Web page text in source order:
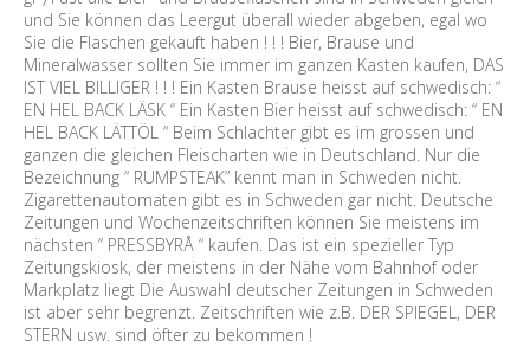
und Sie können das Leergut überall wieder abgeben, egal wo
Sie die Flaschen gekauft haben ! ! ! Bier, Brause und
Mineralwasser sollten Sie immer im ganzen Kasten kaufen, DAS
IST VIEL BILLIGER ! ! ! Ein Kasten Brause heisst auf schwedisch: “
EN HEL BACK LÄSK “ Ein Kasten Bier heisst auf schwedisch: “ EN
HEL BACK LÄTTÖL “ Beim Schlachter gibt es im grossen und
ganzen die gleichen Fleischarten wie in Deutschland. Nur die
Bezeichnung “ RUMPSTEAK” kennt man in Schweden nicht.
Zigarettenautomaten gibt es in Schweden gar nicht. Deutsche
Zeitungen und Wochenzeitschriften können Sie meistens im
nächsten “ PRESSBYRÅ “ kaufen. Das ist ein spezieller Typ
Zeitungskiosk, der meistens in der Nähe vom Bahnhof oder
Markplatz liegt Die Auswahl deutscher Zeitungen in Schweden
ist aber sehr begrenzt. Zeitschriften wie z.B. DER SPIEGEL, DER
STERN usw. sind öfter zu bekommen !